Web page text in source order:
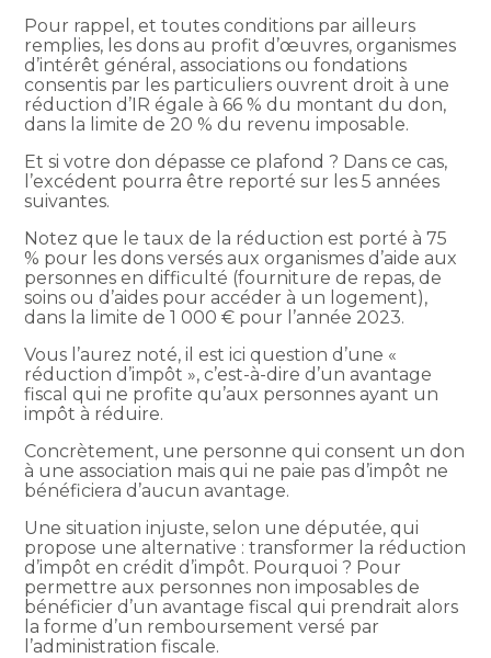
Pour rappel, et toutes conditions par ailleurs
remplies, les dons au profit d’œuvres, organismes
d’intérêt général, associations ou fondations
consentis par les particuliers ouvrent droit à une
réduction d’IR égale à 66 % du montant du don,
dans la limite de 20 % du revenu imposable.
Et si votre don dépasse ce plafond ? Dans ce cas,
l’excédent pourra être reporté sur les 5 années
suivantes.
Notez que le taux de la réduction est porté à 75
% pour les dons versés aux organismes d’aide aux
personnes en difficulté (fourniture de repas, de
soins ou d’aides pour accéder à un logement),
dans la limite de 1 000 € pour l’année 2023.
Vous l’aurez noté, il est ici question d’une «
réduction d’impôt », c’est-à-dire d’un avantage
fiscal qui ne profite qu’aux personnes ayant un
impôt à réduire.
Concrètement, une personne qui consent un don
à une association mais qui ne paie pas d’impôt ne
bénéficiera d’aucun avantage.
Une situation injuste, selon une députée, qui
propose une alternative : transformer la réduction
d’impôt en crédit d’impôt. Pourquoi ? Pour
permettre aux personnes non imposables de
bénéficier d’un avantage fiscal qui prendrait alors
la forme d’un remboursement versé par
l’administration fiscale.